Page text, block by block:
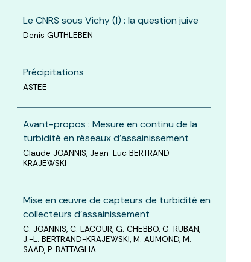
Le CNRS sous Vichy (I) : la question juive
Denis GUTHLEBEN
Précipitations
ASTEE
Avant-propos : Mesure en continu de la
turbidité en réseaux d’assainissement
Claude JOANNIS, Jean-Luc BERTRAND-
KRAJEWSKI
Mise en œuvre de capteurs de turbidité en
collecteurs d’assainissement
C. JOANNIS, C. LACOUR, G. CHEBBO, G. RUBAN,
J.-L. BERTRAND-KRAJEWSKI, M. AUMOND, M.
SAAD, P. BATTAGLIA